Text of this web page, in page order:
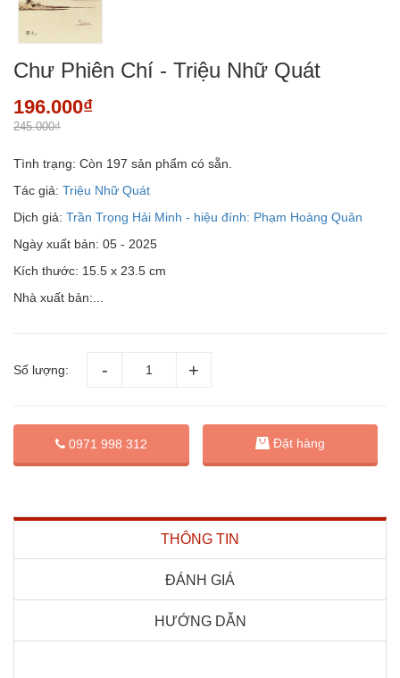
Chư Phiên Chí - Triệu Nhữ Quát
196.000₫
245.000₫
Tình trạng: Còn 197 sản phẩm có sẵn.
Tác giả: Triệu Nhữ Quát
Dịch giả: Trần Trọng Hải Minh - hiệu đính: Phạm Hoàng Quân
Ngày xuất bản: 05 - 2025
Kích thước: 15.5 x 23.5 cm
Nhà xuất bản:...
Số lượng:
0971 998 312 Đặt hàng
THÔNG TIN
ĐÁNH GIÁ
HƯỚNG DẪN